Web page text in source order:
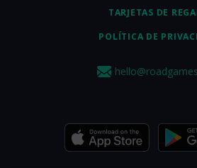
TARJETAS DE
POLÍTICA DE